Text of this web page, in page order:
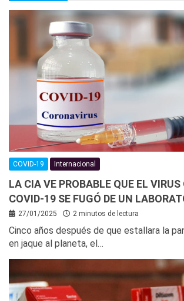
COVID-19 Internacional
LA CIA VE PROBABLE QUE EL VIRUS
COVID-19 SE FUGÓ DE UN
27/01/2025 2 minutos de lectura
Cinco años después de que estallara la
en jaque al planeta, el…